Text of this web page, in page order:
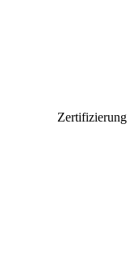
Zertifizierung